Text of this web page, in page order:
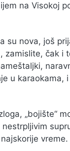
na Visokoj
su nova, još
čak i
u karaokama,
„bojište“